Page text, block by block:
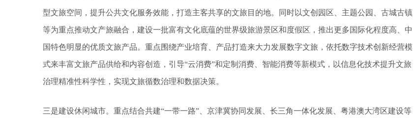
型文旅空间，提升公共文化服务效能，打造主客共享的文旅目的地。同时以文创园区、主题公园、古城古镇
等为重点推动文产旅融合，建设一批富有文化底蕴的世界级旅游景区和度假区，推出更多国际化程度高、中
国特色明显的优质文旅产品。重点围绕产业培育、产品打造来大力发展数字文旅，依托数字技术创新经营模
式来丰富文旅产品供给和内容创造，引导“云消费”和定制消费、智能消费等新模式，以信息化技术提升文旅
治理精准性科学性，实现文旅循数治理和数据决策。
三是建设休闲城市。重点结合共建“一带一路”、京津冀协同发展、长三角一体化发展、粤港澳大湾区建设等